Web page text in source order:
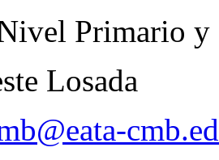
Primario
Losada